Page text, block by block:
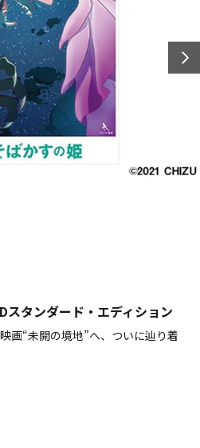
スタンダード・エディション
画“未開の境地”へ、ついに辿り着